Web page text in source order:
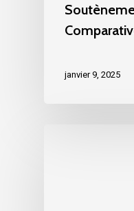
janvier 9, 2025